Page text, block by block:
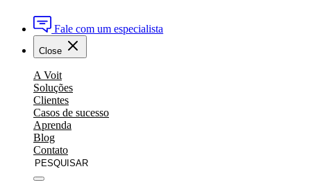
Fale com um especialista
Close
A Voit
Soluções
Clientes
Casos de sucesso
Aprenda
Blog
Contato